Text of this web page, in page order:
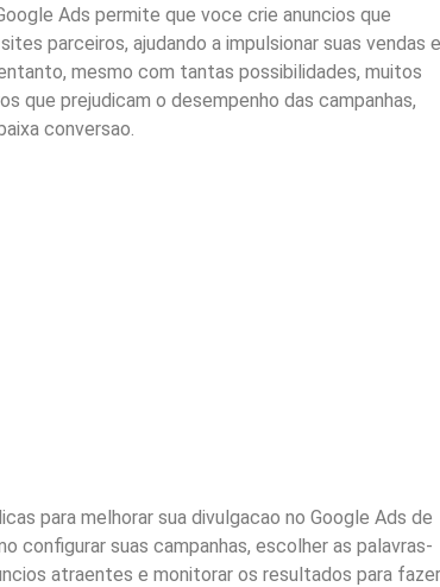
Ads permite que voce crie anuncios que
parceiros, ajudando a impulsionar suas vendas
mesmo com tantas possibilidades, muitos
que prejudicam o desempenho das campanhas,
conversao.
para melhorar sua divulgacao no Google Ads de
configurar suas campanhas, escolher as palavras-
atraentes e monitorar os resultados para